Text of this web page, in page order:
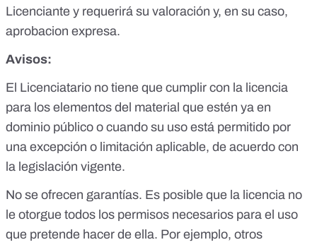
Licenciante y requerirá su valoración y, en su caso,
aprobacion expresa.
Avisos:
El Licenciatario no tiene que cumplir con la licencia
para los elementos del material que estén ya en
dominio público o cuando su uso está permitido por
una excepción o limitación aplicable, de acuerdo con
la legislación vigente.
No se ofrecen garantías. Es posible que la licencia no
le otorgue todos los permisos necesarios para el uso
que pretende hacer de ella. Por ejemplo, otros